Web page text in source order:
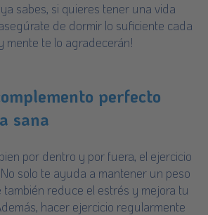
sabes, si quieres tener una vida
de dormir lo suficiente cada
mente te lo agradecerán!
perfecto
sana
por dentro y por fuera, el ejercicio
solo te ayuda a mantener un peso
también reduce el estrés y mejora tu
hacer ejercicio regularmente